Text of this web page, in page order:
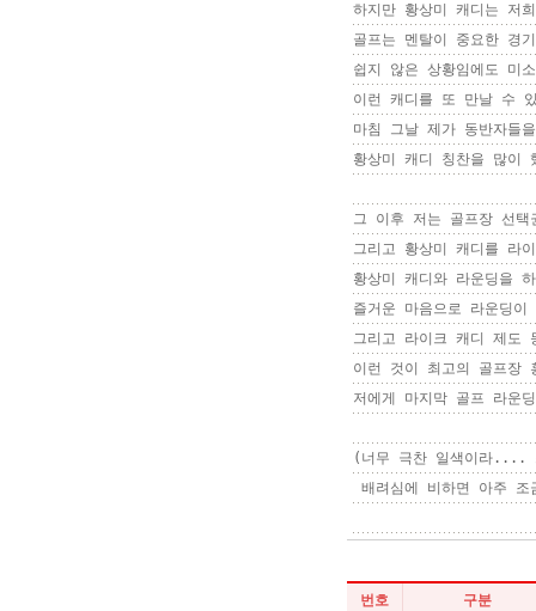
하지만 황상미 캐디는 저
골프는 멘탈이 중요한 경
쉽지 않은 상황임에도 미
이런 캐디를 또 만날 수
마침 그날 제가 동반자들
황상미 캐디 칭찬을 많이
그 이후 저는 골프장 선
그리고 황상미 캐디를 라
황상미 캐디와 라운딩을
즐거운 마음으로 라운딩
그리고 라이크 캐디 제도
이런 것이 최고의 골프장
저에게 마지막 골프 라운
(너무 극찬 일색이라....
배려심에 비하면 아주
번호 구분